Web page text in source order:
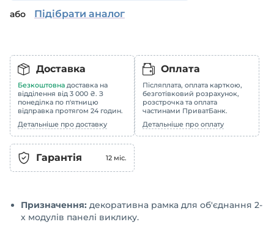
або Підібрати аналог
Доставка
Безкоштовна доставка на
відділення від 3 000 ₴. З
понеділка по п'ятницю
відправка протягом 24 годин.
Детальніше про доставку
Оплата
Післяплата, оплата карткою,
безготівковий розрахунок,
розстрочка та оплата
частинами ПриватБанк.
Детальніше про оплату
Гарантія 12 міс.
Призначення: декоративна рамка для об'єднання 2-
х модулів панелі виклику.